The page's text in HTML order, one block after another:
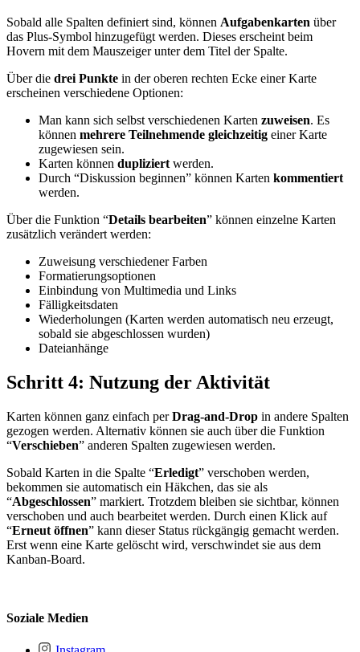
Sobald alle Spalten definiert sind, können Aufgabenkarten über
das Plus-Symbol hinzugefügt werden. Dieses erscheint beim
Hovern mit dem Mauszeiger unter dem Titel der Spalte.
Über die drei Punkte in der oberen rechten Ecke einer Karte
erscheinen verschiedene Optionen:
Man kann sich selbst verschiedenen Karten zuweisen. Es
können mehrere Teilnehmende gleichzeitig einer Karte
zugewiesen sein.
Karten können dupliziert werden.
Durch “Diskussion beginnen” können Karten kommentiert
werden.
Über die Funktion “Details bearbeiten” können einzelne Karten
zusätzlich verändert werden:
Zuweisung verschiedener Farben
Formatierungsoptionen
Einbindung von Multimedia und Links
Fälligkeitsdaten
Wiederholungen (Karten werden automatisch neu erzeugt,
sobald sie abgeschlossen wurden)
Dateianhänge
Schritt 4: Nutzung der Aktivität
Karten können ganz einfach perDrag-and-Drop in andere Spalten
gezogen werden. Alternativ können sie auch über die Funktion
“Verschieben” anderen Spalten zugewiesen werden.
Sobald Karten in die Spalte “Erledigt” verschoben werden,
bekommen sie automatisch ein Häkchen, das sie als
“Abgeschlossen” markiert. Trotzdem bleiben sie sichtbar, können
verschoben und auch bearbeitet werden. Durch einen Klick auf
“Erneut öffnen” kann dieser Status rückgängig gemacht werden.
Erst wenn eine Karte gelöscht wird, verschwindet sie aus dem
Kanban-Board.
Soziale Medien